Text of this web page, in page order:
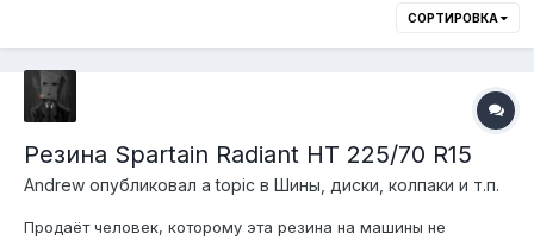
СОРТИРОВКА
Резина Spartain Radiant HT 225/70 R15
Andrew опубликовал a topic в Шины, диски, колпаки и т.п.
Продаёт человек, которому эта резина на машины не